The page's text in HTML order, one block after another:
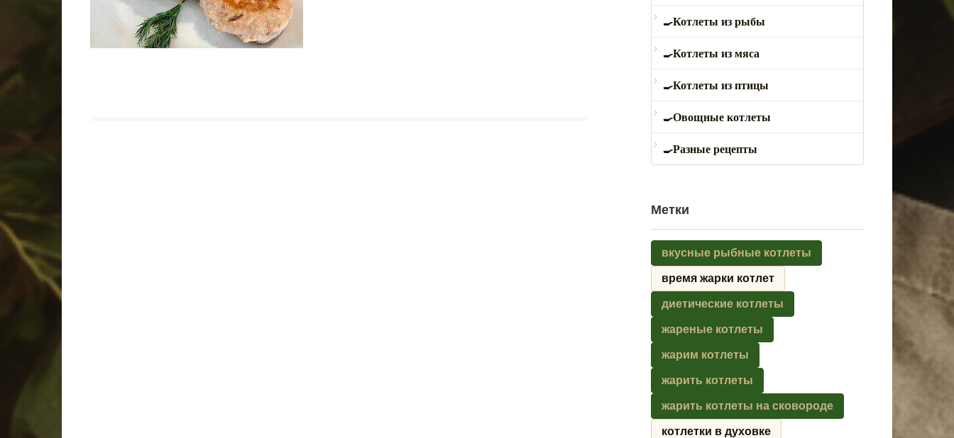
Котлеты из рыбы
Котлеты из мяса
Котлеты из птицы
Овощные котлеты
Разные рецепты
Метки
вкусные рыбные котлеты
время жарки котлет
диетические котлеты
жареные котлеты
жарим котлеты
жарить котлеты
жарить котлеты на сковороде
котлетки в духовке